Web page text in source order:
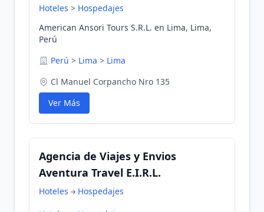
Hoteles > Hospedajes
American Ansori Tours S.R.L. en Lima, Lima,
Perú
Perú > Lima > Lima
Cl Manuel Corpancho Nro 135
Ver Más
Agencia de Viajes y Envios
Aventura Travel E.I.R.L.
Hoteles Hospedajes